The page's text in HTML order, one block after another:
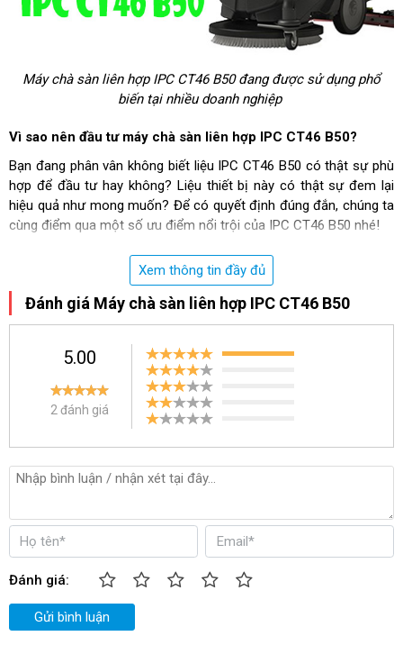
Máy chà sàn liên hợp IPC CT46 B50 đang được sử dụng phổ
biến tại nhiều doanh nghiệp
Vì sao nên đầu tư máy chà sàn liên hợp IPC CT46 B50?
Bạn đang phân vân không biết liệu IPC CT46 B50 có thật sự phù
hợp để đầu tư hay không? Liệu thiết bị này có thật sự đem lại
hiệu quả như mong muốn? Để có quyết định đúng đắn, chúng ta
cùng điểm qua một số ưu điểm nổi trội của IPC CT46 B50 nhé!
So với phần lớn các thiết bị trên thị trường, IPC CT46 B50 thu hút
người dùng bởi thiết kế hiện đại, nhỏ gọn. Máy có trọng lượng chỉ
chuyển. Bên cạnh đó, IPC CT46 B50 cũng được đánh giá cao với
thiết kế thời trang, hiện đại.
Hiệu năng tốt
bàn chải với đường kính 500mm giúp việc vệ sinh, làm sạch với
Xem thông tin đầy đủ
Đánh giá Máy chà sàn liên hợp IPC CT46 B50
5.00
2 đánh giá
Đánh giá:
Gửi bình luận